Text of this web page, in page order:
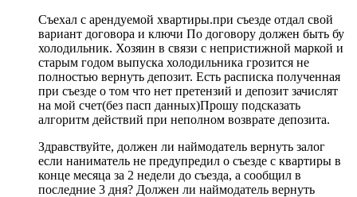
Съехал с арендуемой хвартиры.при съезде отдал свой
вариант договора и ключи По договору должен быть бу
холодильник. Хозяин в связи с непристижной маркой и
старым годом выпуска холодильника грозится не
полностью вернуть депозит. Есть расписка полученная
при съезде о том что нет претензий и депозит зачислят
на мой счет(без пасп данных)Прошу подсказать
алгоритм действий при неполном возврате депозита.
Здравствуйте, должен ли наймодатель вернуть залог
если наниматель не предупредил о съезде с квартиры в
конце месяца за 2 недели до съезда, а сообщил в
последние 3 дня? Должен ли наймодатель вернуть